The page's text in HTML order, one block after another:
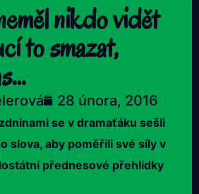
nikdo vidět
to smazat,
28 února, 2016
se v dramaťáku sešli
slova, aby poměřili své síly v
přednesové přehlídky